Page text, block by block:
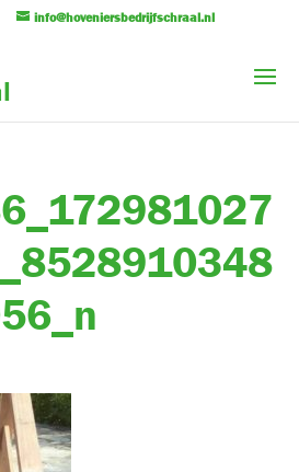
info@hoveniersbedrijfschraal.nl